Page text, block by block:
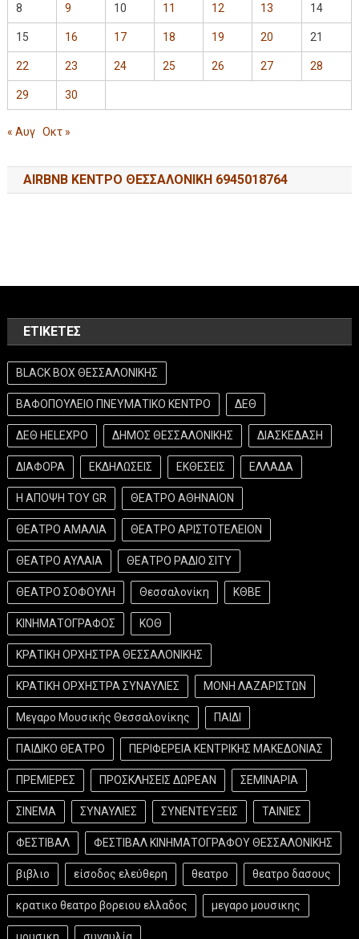
8 9 10 11 12 13 14
15 16 17 18 19 20 21
22 23 24 25 26 27 28
29 30
« Αυγ Οκτ »
AIRBNB ΚΕΝΤΡΟ ΘΕΣΣΑΛΟΝΙΚΗ 6945018764
ΕΤΙΚΈΤΕΣ
BLACK BOX ΘΕΣΣΑΛΟΝΙΚΗΣ
ΒΑΦΟΠΟΥΛΕΙΟ ΠΝΕΥΜΑΤΙΚΟ ΚΕΝΤΡΟ ΔΕΘ
ΔΕΘ HELEXPO ΔΗΜΟΣ ΘΕΣΣΑΛΟΝΙΚΗΣ ΔΙΑΣΚΕΔΑΣΗ
ΔΙΑΦΟΡΑ ΕΚΔΗΛΩΣΕΙΣ ΕΚΘΕΣΕΙΣ ΕΛΛΑΔΑ
Η ΑΠΟΨΗ ΤΟΥ GR ΘΕΑΤΡΟ ΑΘΗΝΑΙΟΝ
ΘΕΑΤΡΟ ΑΜΑΛΙΑ ΘΕΑΤΡΟ ΑΡΙΣΤΟΤΕΛΕΙΟΝ
ΘΕΑΤΡΟ ΑΥΛΑΙΑ ΘΕΑΤΡΟ ΡΑΔΙΟ ΣΙΤΥ
ΘΕΑΤΡΟ ΣΟΦΟΥΛΗ Θεσσαλονίκη ΚΘΒΕ
ΚΙΝΗΜΑΤΟΓΡΑΦΟΣ ΚΟΘ
ΚΡΑΤΙΚΗ ΟΡΧΗΣΤΡΑ ΘΕΣΣΑΛΟΝΙΚΗΣ
ΚΡΑΤΙΚΗ ΟΡΧΗΣΤΡΑ ΣΥΝΑΥΛΙΕΣ ΜΟΝΗ ΛΑΖΑΡΙΣΤΩΝ
Μεγαρο Μουσικής Θεσσαλονίκης ΠΑΙΔΙ
ΠΑΙΔΙΚΟ ΘΕΑΤΡΟ ΠΕΡΙΦΕΡΕΙΑ ΚΕΝΤΡΙΚΗΣ ΜΑΚΕΔΟΝΙΑΣ
ΠΡΕΜΙΕΡΕΣ ΠΡΟΣΚΛΗΣΕΙΣ ΔΩΡΕΑΝ ΣΕΜΙΝΑΡΙΑ
ΣΙΝΕΜΑ ΣΥΝΑΥΛΙΕΣ ΣΥΝΕΝΤΕΥΞΕΙΣ ΤΑΙΝΙΕΣ
ΦΕΣΤΙΒΑΛ ΦΕΣΤΙΒΑΛ ΚΙΝΗΜΑΤΟΓΡΑΦΟΥ ΘΕΣΣΑΛΟΝΙΚΗΣ
βιβλιο είσοδος ελεύθερη θεατρο θεατρο δασους
κρατικο θεατρο βορειου ελλαδος μεγαρο μουσικης